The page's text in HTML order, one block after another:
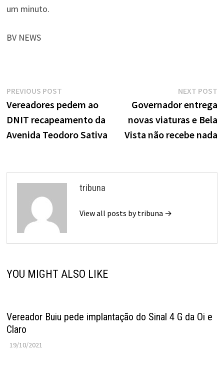
um minuto.
BV NEWS
Navegação
de
Post
PREVIOUS POSTPrevious
post:
Vereadores pedem ao
DNIT recapeamento da
Avenida Teodoro Sativa
NEXT POST
Governador entrega
novas viaturas e Bela
Vista não recebe nada
tribuna
View all posts by tribuna →
YOU MIGHT ALSO LIKE
Vereador Buiu pede implantação do Sinal 4 G da Oi e
Claro
19/10/2021